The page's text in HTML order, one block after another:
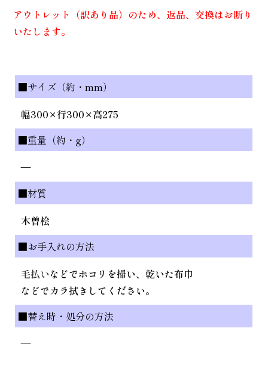
アウトレット（訳あり品）のため、返品、交換はお断り
いたします。
■サイズ（約・mm）
幅300×行300×高275
■重量（約・g）
—
■材質
木曽桧
■お手入れの方法
毛払いなどでホコリを掃い、乾いた布巾
などでカラ拭きしてください。
■替え時・処分の方法
—